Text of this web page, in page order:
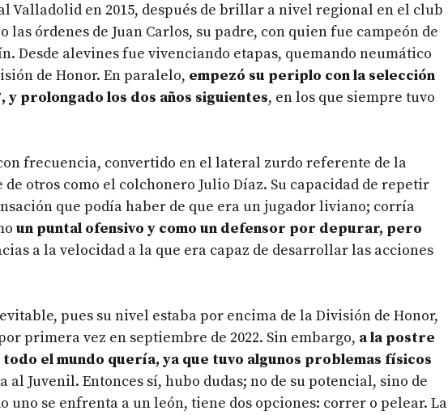
Valladolid en 2015, después de brillar a nivel regional en el club
las órdenes de Juan Carlos, su padre, con quien fue campeón de
Desde alevines fue vivenciando etapas, quemando neumático
de Honor. En paralelo, empezó su periplo con la selección
y prolongado los dos años siguientes, en los que siempre tuvo
frecuencia, convertido en el lateral zurdo referente de la
de otros como el colchonero Julio Díaz. Su capacidad de repetir
que podía haber de que era un jugador liviano; corría
un puntal ofensivo y como un defensor por depurar, pero
a la velocidad a la que era capaz de desarrollar las acciones
pues su nivel estaba por encima de la División de Honor,
primera vez en septiembre de 2022. Sin embargo, a la postre
el mundo quería, ya que tuvo algunos problemas físicos
Juvenil. Entonces sí, hubo dudas; no de su potencial, sino de
uno se enfrenta a un león, tiene dos opciones: correr o pelear. La